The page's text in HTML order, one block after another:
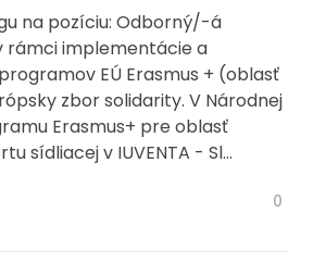
na pozíciu: Odborný/-á
implementácie a
EÚ Erasmus + (oblasť
zbor solidarity. V Národnej
Erasmus+ pre oblasť
sídliacej v IUVENTA - Sl...
0